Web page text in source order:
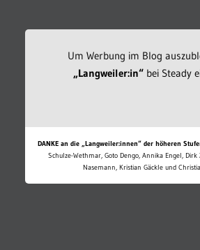
Um Werbung im Blog
„Langweiler:in“bei Steady
DANKE an die „Langweiler:innen“ der höheren
Schulze-Wethmar, Goto Dengo, Annika Engel,
Nasemann, Kristian Gäckle und